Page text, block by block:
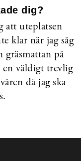
dig?
att uteplatsen
klar när jag såg
gräsmattan på
en väldigt trevlig
då jag ska